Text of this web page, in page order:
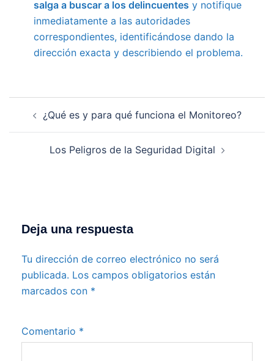
salga a buscar a los delincuentes y notifique
inmediatamente a las autoridades
correspondientes, identificándose dando la
dirección exacta y describiendo el problema.
¿Qué es y para qué funciona el Monitoreo?
Los Peligros de la Seguridad Digital
Deja una respuesta
Tu dirección de correo electrónico no será
publicada. Los campos obligatorios están
marcados con *
Comentario *